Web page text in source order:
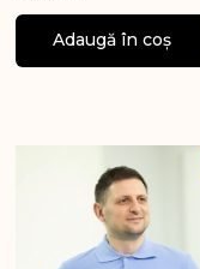
Adaugă în coș